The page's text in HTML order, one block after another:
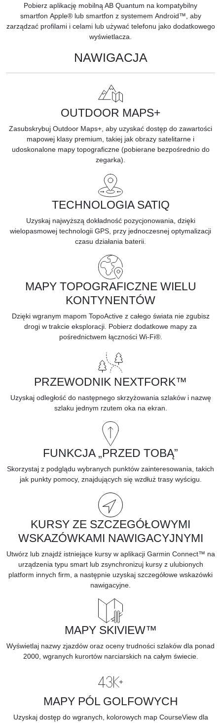
Pobierz aplikację mobilną AB Quantum na kompatybilny
smartfon Apple® lub smartfon z systemem Android™, aby
zarządzać profilami i celami lub używać telefonu jako dodatkowego
wyświetlacza.
NAWIGACJA
OUTDOOR MAPS+
Zasubskrybuj Outdoor Maps+, aby uzyskać dostęp do zawartości
mapowej klasy premium, takiej jak obrazy satelitarne i
udoskonalone mapy topograficzne (pobierane bezpośrednio do
zegarka).
TECHNOLOGIA SATIQ
Uzyskaj najwyższą dokładność pozycjonowania, dzięki
wielopasmowej technologii GPS, przy jednoczesnej optymalizacji
czasu działania baterii.
MAPY TOPOGRAFICZNE WIELU
KONTYNENTÓW
Dzięki wgranym mapom TopoActive z całego świata nie zgubisz
drogi w trakcie eksploracji. Pobierz dodatkowe mapy za
pośrednictwem łączności Wi-Fi®.
PRZEWODNIK NEXTFORK™
Uzyskaj odległość do następnego skrzyżowania szlaków i nazwę
szlaku jednym rzutem oka na ekran.
FUNKCJA „PRZED TOBĄ”
Skorzystaj z podglądu wybranych punktów zainteresowania, takich
jak punkty pomocy, znajdujących się wzdłuż trasy wyścigu.
KURSY ZE SZCZEGÓŁOWYMI
WSKAZÓWKAMI NAWIGACYJNYMI
Utwórz lub znajdź istniejące kursy w aplikacji Garmin Connect™ na
urządzenia typu smart lub zsynchronizuj kursy z ulubionych
platform innych firm, a następnie uzyskaj szczegółowe wskazówki
nawigacyjne.
MAPY SKIVIEW™
Wyświetlaj nazwy zjazdów oraz oceny trudności szlaków dla ponad
2000, wgranych kurortów narciarskich na całym świecie.
MAPY PÓL GOLFOWYCH
Uzyskaj dostęp do wgranych, kolorowych map CourseView dla